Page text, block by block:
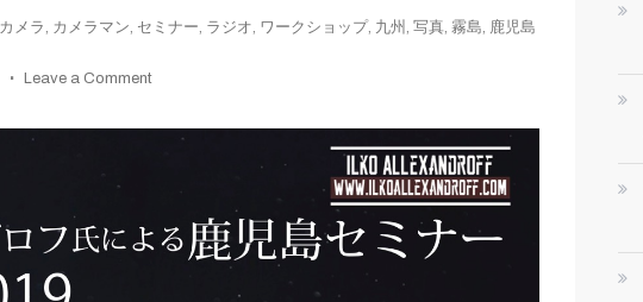
カメラ , カメラマン, セミナー, ラジオ, ワークショップ, 九州 , 写真, 霧島, 鹿児島
Leave a Comment
ア